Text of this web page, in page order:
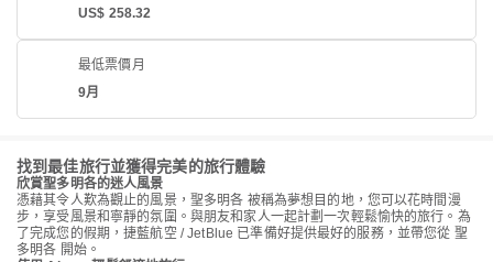
US$ 258.32
最低票價月
9月
找到最佳旅行並獲得完美的旅行體驗
欣賞聖多明各的迷人風景
憑藉其令人歎為觀止的風景，聖多明各 被稱為夢想目的地，您可以花時間漫
步，享受風景和寧靜的氛圍。與朋友和家人一起計劃一次輕鬆愉快的旅行。為
了完成您的假期，捷藍航空 / JetBlue 已準備好提供最好的服務，並帶您從 聖
多明各 開始。